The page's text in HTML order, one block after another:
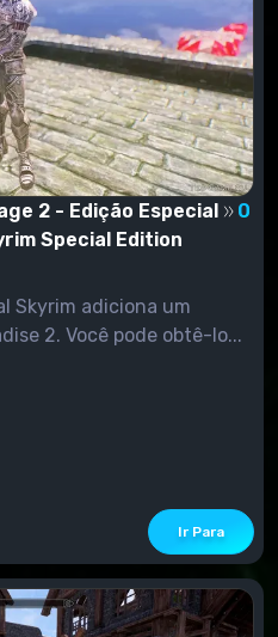
2 - Edição Especial
0
Special Edition
Skyrim adiciona um
2. Você pode obtê-lo...
Ir Para